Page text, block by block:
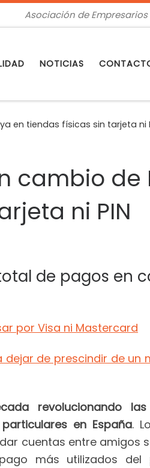
Asociación de
NOTICIAS
en tiendas físicas sin tarjeta ni
cambio de
ni PIN
de pagos en
por Visa ni Mastercard
de prescindir de un
revolucionando las
en España.
cuentas entre amigos
más utilizados del